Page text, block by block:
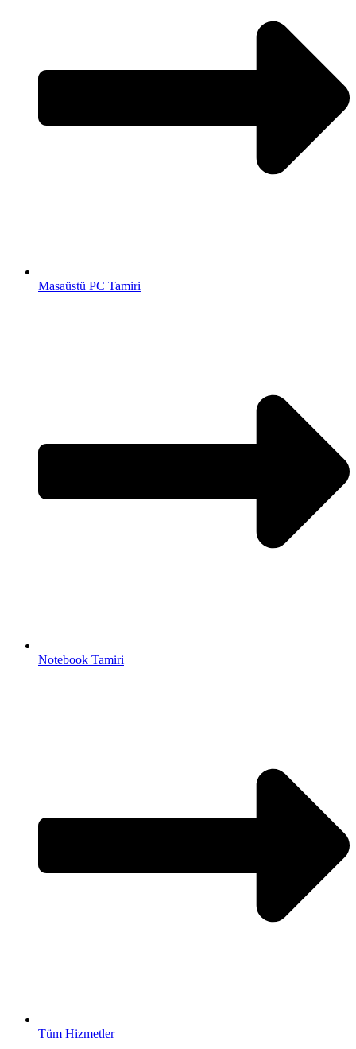
Masaüstü PC Tamiri
Notebook Tamiri
Tüm Hizmetler